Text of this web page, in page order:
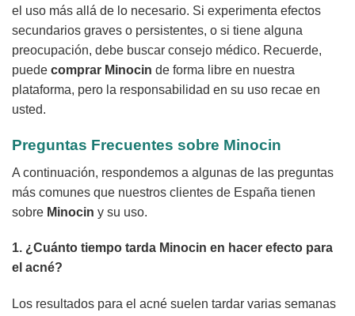
el uso más allá de lo necesario. Si experimenta efectos
secundarios graves o persistentes, o si tiene alguna
preocupación, debe buscar consejo médico. Recuerde,
puede comprar Minocin de forma libre en nuestra
plataforma, pero la responsabilidad en su uso recae en
usted.
Preguntas Frecuentes sobre Minocin
A continuación, respondemos a algunas de las preguntas
más comunes que nuestros clientes de España tienen
sobre Minocin y su uso.
1. ¿Cuánto tiempo tarda Minocin en hacer efecto para
el acné?
Los resultados para el acné suelen tardar varias semanas